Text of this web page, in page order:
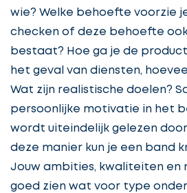
wie? Welke behoefte voorzie
checken of deze behoefte
bestaat? Hoe ga je de
het geval van diensten,
Wat zijn realistische doelen?
persoonlijke motivatie in het
wordt uiteindelijk gelezen
deze manier kun je een band
Jouw ambities, kwaliteiten en
goed zien wat voor type